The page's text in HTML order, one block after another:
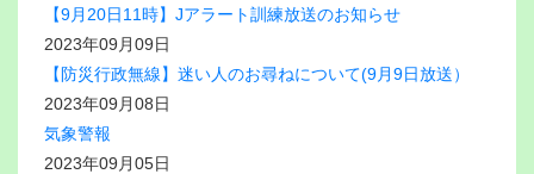
【9月20日11時】Jアラート訓練放送のお知らせ
2023年09月09日
【防災行政無線】迷い人のお尋ねについて(9月9日放送）
2023年09月08日
気象警報
2023年09月05日